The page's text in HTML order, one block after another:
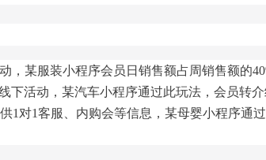
，某服装小程序会员日销售额占周销售额的
下活动，某汽车小程序通过此玩法，会员转介
1对1客服、内购会等信息，某母婴小程序通